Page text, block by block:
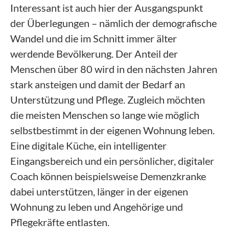
Interessant ist auch hier der Ausgangspunkt
der Überlegungen – nämlich der demografische
Wandel und die im Schnitt immer älter
werdende Bevölkerung. Der Anteil der
Menschen über 80 wird in den nächsten Jahren
stark ansteigen und damit der Bedarf an
Unterstützung und Pflege. Zugleich möchten
die meisten Menschen so lange wie möglich
selbstbestimmt in der eigenen Wohnung leben.
Eine digitale Küche, ein intelligenter
Eingangsbereich und ein persönlicher, digitaler
Coach können beispielsweise Demenzkranke
dabei unterstützen, länger in der eigenen
Wohnung zu leben und Angehörige und
Pflegekräfte entlasten.